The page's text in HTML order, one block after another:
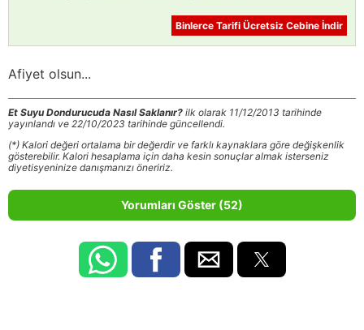
Binlerce Tarifi Ücretsiz Cebine İndir
Afiyet olsun...
Et Suyu Dondurucuda Nasıl Saklanır? ilk olarak 11/12/2013 tarihinde
yayınlandı ve 22/10/2023 tarihinde güncellendi.
(*) Kalori değeri ortalama bir değerdir ve farklı kaynaklara göre değişkenlik
gösterebilir. Kalori hesaplama için daha kesin sonuçlar almak isterseniz
diyetisyeninize danışmanızı öneririz.
Yorumları Göster (52)